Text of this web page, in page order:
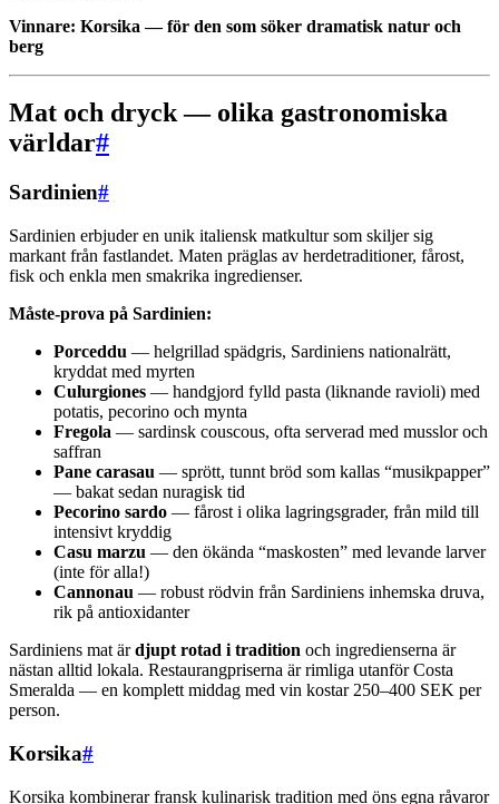
Vinnare: Korsika — för den som söker dramatisk natur och
berg
Mat och dryck — olika gastronomiska
världar#
Sardinien#
Sardinien erbjuder en unik italiensk matkultur som skiljer sig
markant från fastlandet. Maten präglas av herdetraditioner, fårost,
fisk och enkla men smakrika ingredienser.
Måste-prova på Sardinien:
Porceddu — helgrillad spädgris, Sardiniens nationalrätt,
kryddat med myrten
Culurgiones — handgjord fylld pasta (liknande ravioli) med
potatis, pecorino och mynta
Fregola — sardinsk couscous, ofta serverad med musslor och
saffran
Pane carasau — sprött, tunnt bröd som kallas “musikpapper”
— bakat sedan nuragisk tid
Pecorino sardo — fårost i olika lagringsgrader, från mild till
intensivt kryddig
Casu marzu — den ökända “maskosten” med levande larver
(inte för alla!)
Cannonau — robust rödvin från Sardiniens inhemska druva,
rik på antioxidanter
Sardiniens mat ärdjupt rotad i tradition och ingredienserna är
nästan alltid lokala. Restaurangpriserna är rimliga utanför Costa
Smeralda — en komplett middag med vin kostar 250–400 SEK per
person.
Korsika#
Korsika kombinerar fransk kulinarisk tradition med öns egna råvaror